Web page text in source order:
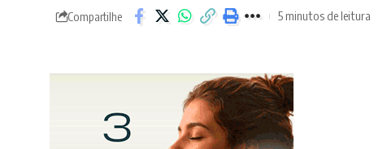
Compartilhe 5 minutos de leitura